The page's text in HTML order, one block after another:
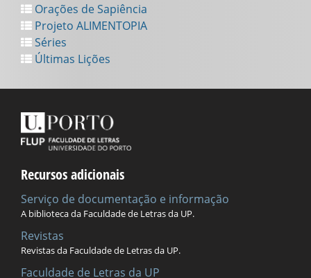
Orações de Sapiência
Projeto ALIMENTOPIA
Séries
Últimas Lições
Recursos adicionais
Serviço de documentação e informação
A biblioteca da Faculdade de Letras da UP.
Revistas
Revistas da Faculdade de Letras da UP.
Faculdade de Letras da UP